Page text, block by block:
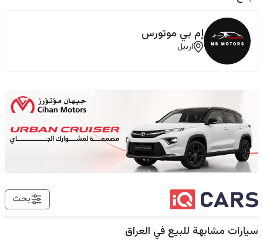
إم بي موتورس
اربيل
بحث
سيارات مشابهة للبيع في العراق